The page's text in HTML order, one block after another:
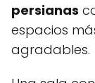
persianas
espacios
agradables.